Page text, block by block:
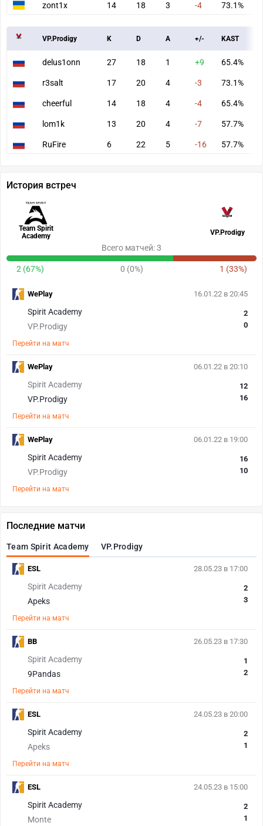
zont1x 14 18 3 -4 73.1%
VP.Prodigy K D A +/- KAST
delus1onn 27 18 1 +9 65.4%
r3salt 17 20 4 -3 73.1%
cheerful 14 18 4 -4 65.4%
lom1k 13 20 4 -7 57.7%
RuFire 6 22 5 -16 57.7%
История встреч
Team Spirit
Academy
VP.Prodigy
Всего матчей: 3
2 (67%) 0 (0%) 1 (33%)
16.01.22 в 20:45
Spirit Academy
VP.Prodigy
2
0
Перейти на матч
WePlay
06.01.22 в 20:10
Spirit Academy
VP.Prodigy
12
16
Перейти на матч
WePlay
06.01.22 в 19:00
Spirit Academy
VP.Prodigy
16
10
Перейти на матч
WePlay
Последние матчи
Team Spirit Academy VP.Prodigy
28.05.23 в 17:00
Spirit Academy
Apeks
2
3
Перейти на матч
ESL
26.05.23 в 17:30
Spirit Academy
9Pandas
1
2
Перейти на матч
BB
24.05.23 в 20:00
Spirit Academy
Apeks
2
1
Перейти на матч
ESL
24.05.23 в 15:00
Spirit Academy
Monte
2
1
ESL